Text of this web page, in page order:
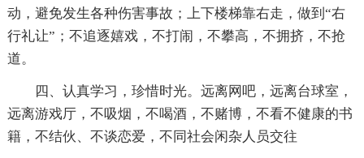
动，避免发生各种伤害事故；上下楼梯靠右走，做到“右
行礼让”；不追逐嬉戏，不打闹，不攀高，不拥挤，不抢
道。
四、认真学习，珍惜时光。远离网吧，远离台球室，
远离游戏厅，不吸烟，不喝酒，不赌博，不看不健康的书
籍，不结伙、不谈恋爱，不同社会闲杂人员交往